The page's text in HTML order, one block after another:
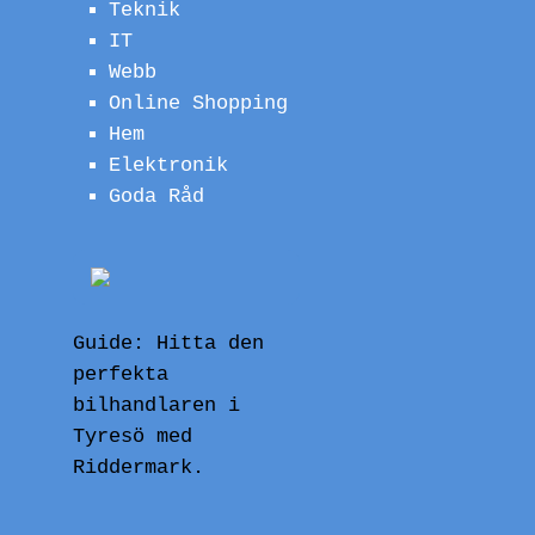
Teknik
IT
Webb
Online Shopping
Hem
Elektronik
Goda Råd
Guide: Hitta den
perfekta
bilhandlaren i
Tyresö med
Riddermark.